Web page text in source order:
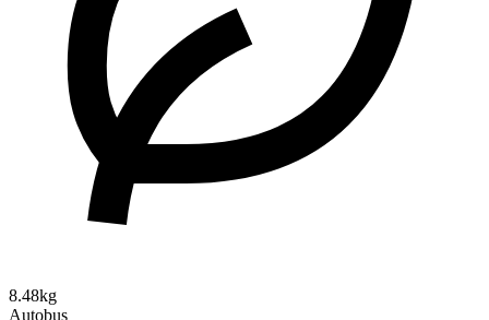
8.48kg
Autobus